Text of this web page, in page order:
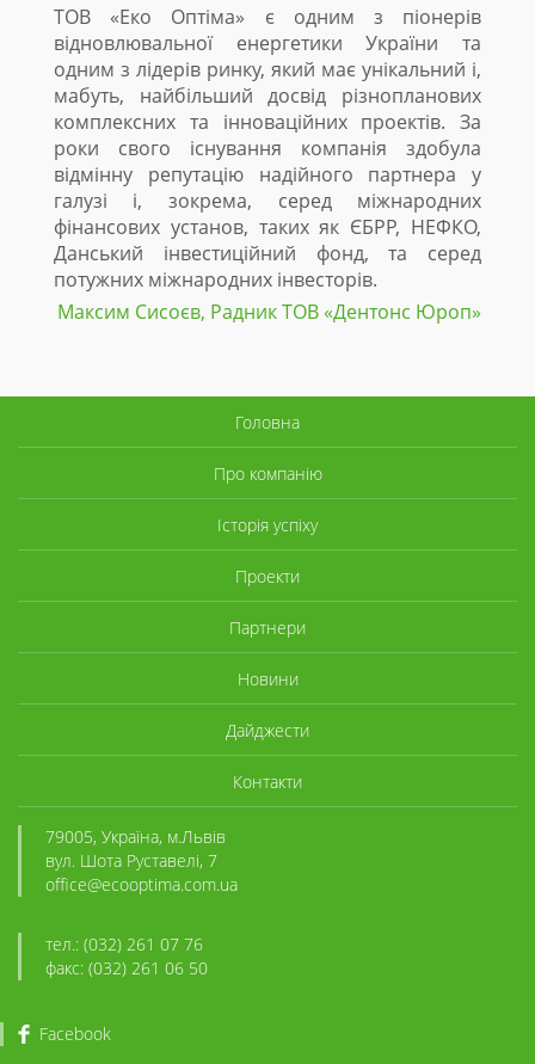
ТОВ «Еко Оптіма» є одним з піонерів
відновлювальної енергетики України та
одним з лідерів ринку, який має унікальний і,
мабуть, найбільший досвід різнопланових
комплексних та інноваційних проектів. За
роки свого існування компанія здобула
відмінну репутацію надійного партнера у
галузі і, зокрема, серед міжнародних
фінансових установ, таких як ЄБРР, НЕФКО,
Данський інвестиційний фонд, та серед
потужних міжнародних інвесторів.
Максим Сисоєв, Радник ТОВ «Дентонc Юроп»
З
ТОВ
Головна
Про компанію
Історія успіху
Проекти
Партнери
Новини
Дайджести
Контакти
79005, Україна, м.Львів
вул. Шота Руставелі, 7
office@ecooptima.com.ua
тел.: (032) 261 07 76
факс: (032) 261 06 50
Facebook